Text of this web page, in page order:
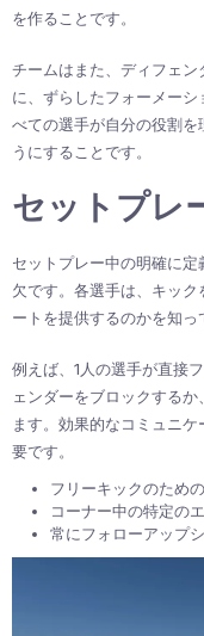
を作ることです。
チームはまた、ディフェ
に、ずらしたフォーメー
べての選手が自分の役割を
うにすることです。
セットプレ
セットプレー中の明確に
欠です。各選手は、キッ
ートを提供するのかを知っ
例えば、1人の選手が直接
ェンダーをブロックする
ます。効果的なコミュニ
要です。
フリーキックのため
コーナー中の特定の
常にフォローアップ